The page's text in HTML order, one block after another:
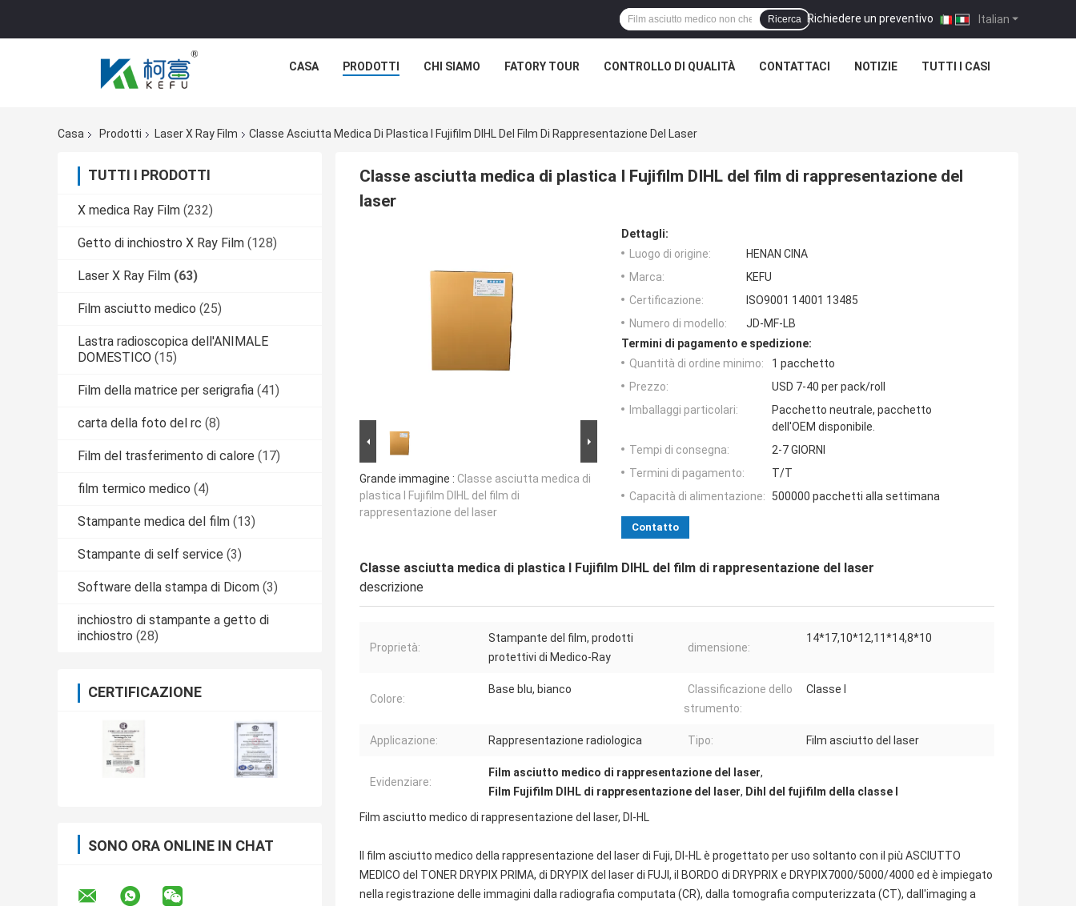
Italian
Richiedere un preventivo |
Ricerca
CASA PRODOTTI CHI SIAMO FATORY TOUR CONTROLLO DI QUALITÀ CONTATTACI NOTIZIE TUTTI I CASI
Casa Prodotti Laser X Ray Film Classe Asciutta Medica Di Plastica I Fujifilm DIHL Del Film Di Rappresentazione Del Laser
TUTTI I PRODOTTI
X medica Ray Film (232)
Getto di inchiostro X Ray Film (128)
Laser X Ray Film (63)
Film asciutto medico (25)
Lastra radioscopica dell'ANIMALE
DOMESTICO (15)
Film della matrice per serigrafia (41)
carta della foto del rc (8)
Film del trasferimento di calore (17)
film termico medico (4)
Stampante medica del film (13)
Stampante di self service (3)
Software della stampa di Dicom (3)
inchiostro di stampante a getto di
inchiostro (28)
CERTIFICAZIONE
SONO ORA ONLINE IN CHAT
Classe asciutta medica di plastica I Fujifilm DIHL del film di rappresentazione del
laser
Grande immagine : Classe asciutta medica di
plastica I Fujifilm DIHL del film di
rappresentazione del laser
Dettagli:
Luogo di origine:
HENAN CINA
Marca:
KEFU
Certificazione:
ISO9001 14001 13485
Numero di modello:
JD-MF-LB
Termini di pagamento e spedizione:
Quantità di ordine minimo:
1 pacchetto
Prezzo:
USD 7-40 per pack/roll
Imballaggi particolari:
Pacchetto neutrale, pacchetto
dell'OEM disponibile.
Tempi di consegna:
2-7 GIORNI
Termini di pagamento:
T/T
Capacità di alimentazione:
500000 pacchetti alla settimana
Contatto
Classe asciutta medica di plastica I Fujifilm DIHL del film di rappresentazione del laser
descrizione
Proprietà:
Stampante del film, prodotti
protettivi di Medico-Ray
dimensione:
14*17,10*12,11*14,8*10
Colore:
Base blu, bianco
Classificazione dello
strumento:
Classe I
Applicazione: Rappresentazione radiologica Tipo: Film asciutto del laser
Evidenziare:
Film asciutto medico di rappresentazione del laser,
Film Fujifilm DIHL di rappresentazione del laser, Dihl del fujifilm della classe I
Film asciutto medico di rappresentazione del laser, DI-HL
Il film asciutto medico della rappresentazione del laser di Fuji, DI-HL è progettato per uso soltanto con il più ASCIUTTO
MEDICO del TONER DRYPIX PRIMA, di DRYPIX del laser di FUJI, il BORDO di DRYPRIX e DRYPIX7000/5000/4000 ed è impiegato
nella registrazione delle immagini dalla radiografia computata (CR), dalla tomografia computerizzata (CT), dall'imaging a